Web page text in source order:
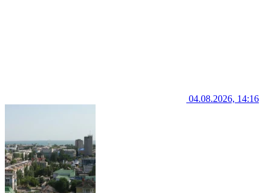
04.08.2026, 14:16